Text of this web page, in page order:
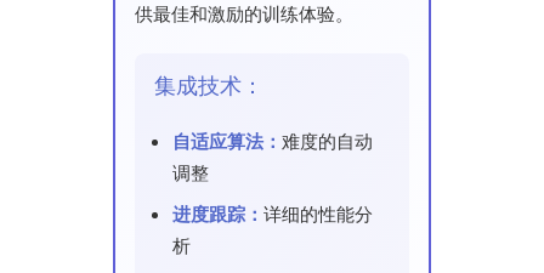
供最佳和激励的训练体验。
集成技术：
自适应算法： 难度的自动
调整
进度跟踪： 详细的性能分
析